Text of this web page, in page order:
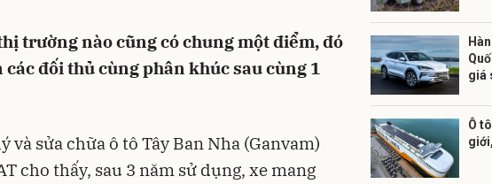
trường nào cũng có chung một điểm, đó
đối thủ cùng phân khúc sau cùng 1
và sửa chữa ô tô Tây Ban Nha (Ganvam)
cho thấy, sau 3 năm sử dụng, xe mang
giá
Ô